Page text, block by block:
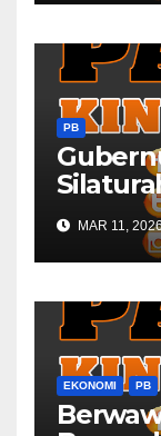
PB
MAR 11,
EKONOMI PB